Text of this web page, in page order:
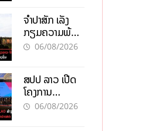
ເຕີບໂຕ
ຈຳປາສັກ ເລັ່ງ
ກຽມຄວາມພ້ອມ
“ປີທ່ອງທ່ຽວ
ເສດຖະກິດ
ທ້ອງຖິ່ນ
06/08/2026
ສປປ ລາວ ເປີດ
ໂຄງການ
ALERT-LAO
06/08/2026